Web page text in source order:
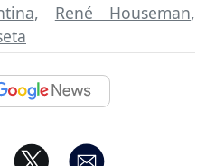
, René Houseman,